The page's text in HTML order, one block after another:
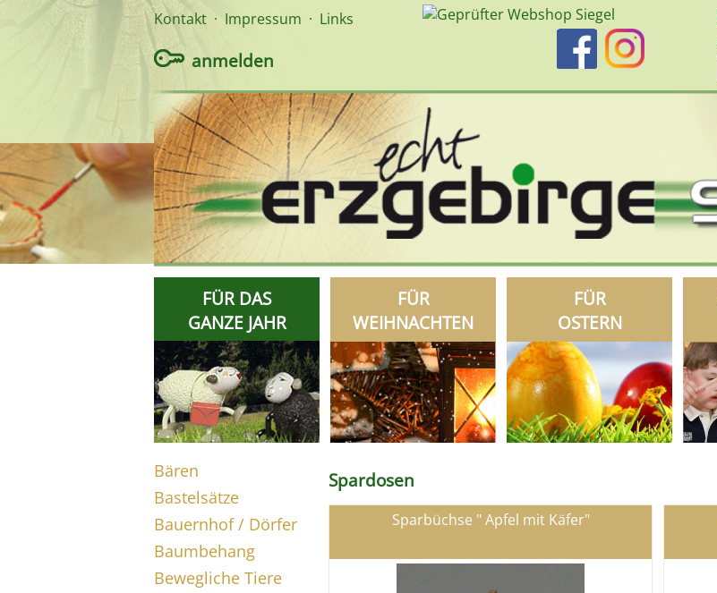
Kontakt · Impressum · Links
anmelden
FÜR DAS
GANZE JAHR
FÜR
WEIHNACHTEN
FÜR
OSTERN
Bären
Bastelsätze
Bauernhof / Dörfer
Baumbehang
Bewegliche Tiere
Spardosen
Sparbüchse " Apfel mit Käfer"